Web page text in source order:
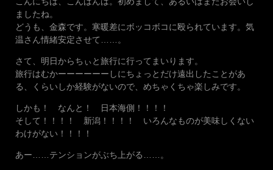
ましたね。
どうも、金森です。寒暖差にボッコボコに殴られています。気
温さん情緒安定させて……。
さて、明日からちぃと旅行に行ってまいります。
旅行はむかーーーーーーしにちょっとだけ遠出したことがあ
る、くらいしか経験がないので、めちゃくちゃ楽しみです。
しかも！ なんと！ 日本海側！！！！
そして！！！！ 新潟！！！！ いろんなものが美味しくない
わけがない！！！！
あー……テンションがぶち上がる……。